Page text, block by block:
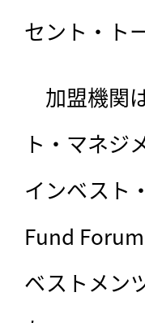
セント・ト
加盟機関
ト・マネジ
インベスト
Fund
ベストメン